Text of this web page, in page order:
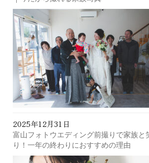
2025年12月31日
富山フォトウエディング前撮りで家族と
り！一年の終わりにおすすめの理由